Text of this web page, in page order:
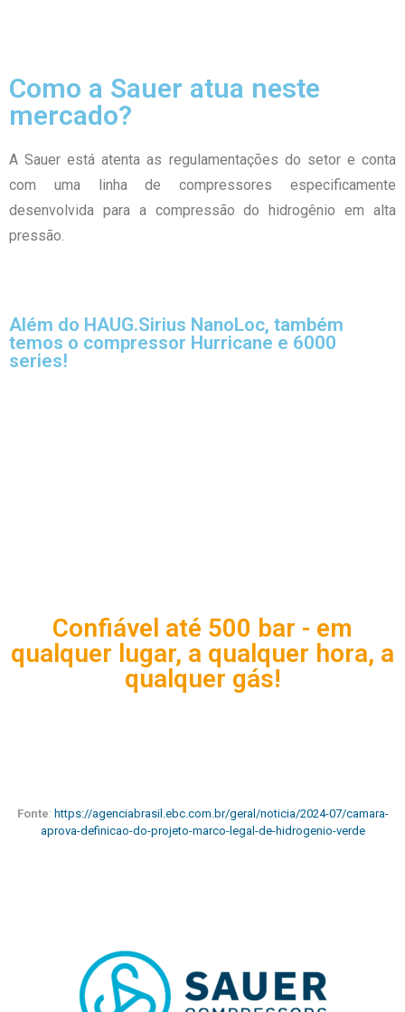
Como a Sauer atua neste
mercado?
A Sauer está atenta as regulamentações do setor e conta
com uma linha de compressores especificamente
desenvolvida para a compressão do hidrogênio em alta
pressão.
Além do HAUG.Sirius NanoLoc, também
temos o compressor Hurricane e 6000
series!
Confiável até 500 bar - em
qualquer lugar, a qualquer hora, a
qualquer gás!
Fonte: https://agenciabrasil.ebc.com.br/geral/noticia/2024-07/camara-
aprova-definicao-do-projeto-marco-legal-de-hidrogenio-verde